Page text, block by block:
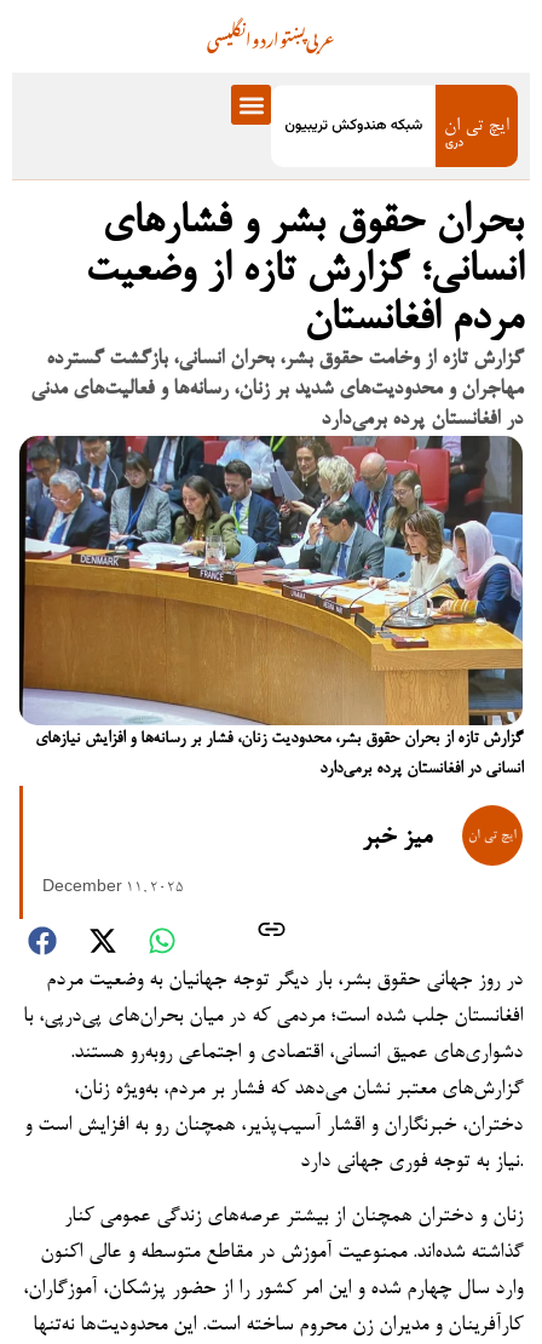
انگلیسیاردوپښتوعربی
بحران حقوق بشر و فشارهای
انسانی؛ گزارش تازه از وضعیت
مردم افغانستان
گزارش تازه از وخامت حقوق بشر، بحران انسانی، بازگشت گسترده
مهاجران و محدودیت‌های شدید بر زنان، رسانه‌ها و فعالیت‌های مدنی
در افغانستان پرده برمی‌دارد
گزارش تازه از بحران حقوق بشر، محدودیت زنان، فشار بر رسانه‌ها و افزایش نیازهای
انسانی در افغانستان پرده برمی‌دارد
میز خبر
December 11, 2025
در روز جهانی حقوق بشر، بار دیگر توجه جهانیان به وضعیت مردم
افغانستان جلب شده است؛ مردمی که در میان بحران‌های پی‌درپی، با
دشواری‌های عمیق انسانی، اقتصادی و اجتماعی روبه‌رو هستند.
گزارش‌های معتبر نشان می‌دهد که فشار بر مردم، به‌ویژه زنان،
دختران، خبرنگاران و اقشار آسیب‌پذیر، همچنان رو به افزایش است و
نیاز به توجه فوری جهانی دارد.
زنان و دختران همچنان از بیشتر عرصه‌های زندگی عمومی کنار
گذاشته شده‌اند. ممنوعیت آموزش در مقاطع متوسطه و عالی اکنون
وارد سال چهارم شده و این امر کشور را از حضور پزشکان، آموزگاران،
کارآفرینان و مدیران زن محروم ساخته است. این محدودیت‌ها نه‌تنها